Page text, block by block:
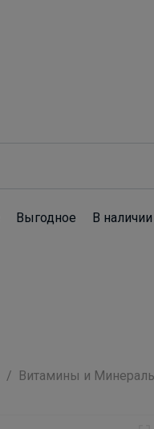
Выгодное В наличии
Витамины и Минералы